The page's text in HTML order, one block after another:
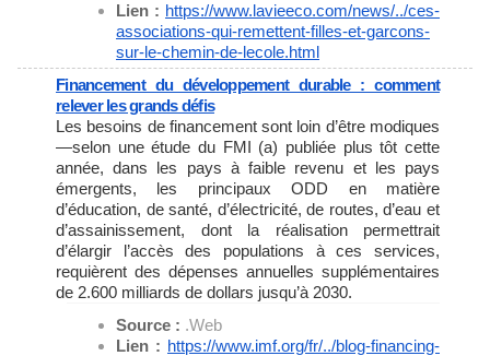
Lien : https://www.lavieeco.com/news/../ces-
associations-qui-remettent-filles-et-garcons-
sur-le-chemin-de-lecole.html
Financement du développement durable : comment
relever les grands défis
Les besoins de financement sont loin d’être modiques
—selon une étude du FMI (a) publiée plus tôt cette
année, dans les pays à faible revenu et les pays
émergents, les principaux ODD en matière
d’éducation, de santé, d’électricité, de routes, d’eau et
d’assainissement, dont la réalisation permettrait
d’élargir l’accès des populations à ces services,
requièrent des dépenses annuelles supplémentaires
de 2.600 milliards de dollars jusqu’à 2030.
Source : .Web
Lien : https://www.imf.org/fr/../blog-financing-